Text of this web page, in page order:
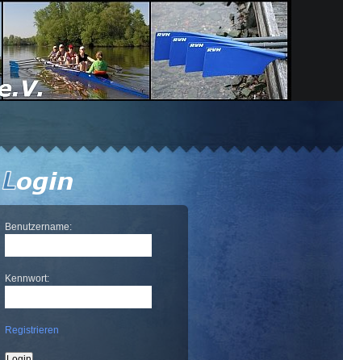
Benutzername:
Kennwort:
Registrieren